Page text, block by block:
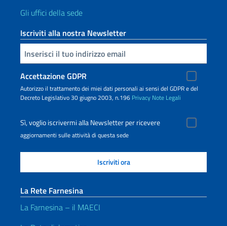
Gli uffici della sede
Iscriviti alla nostra Newsletter
Inserisci la tua email
Accettazione GDPR
Autorizzo il trattamento dei miei dati personali ai sensi del GDPR e del
Decreto Legislativo 30 giugno 2003, n.196 Privacy Note Legali
Sì, voglio iscrivermi alla Newsletter per ricevere
aggiornamenti sulle attività di questa sede
La Rete Farnesina
La Farnesina – il MAECI